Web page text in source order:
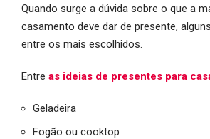
Quando surge a dúvida sobre o que a
casamento deve dar de presente,
entre os mais escolhidos.
Entre as ideias de presentes para
Geladeira
Fogão ou cooktop